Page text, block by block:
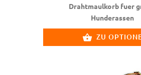
Drahtmaulkorb fuer
Hunderassen
ZU